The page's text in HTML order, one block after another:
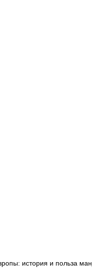
история и польза